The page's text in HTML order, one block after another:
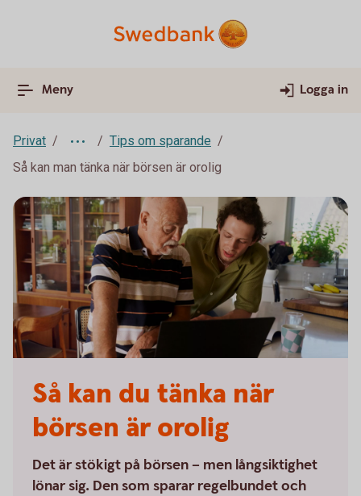
Meny Logga in
Privat
Tips om sparande
Så kan man tänka när börsen är orolig
Så kan du tänka när
börsen är orolig
Det är stökigt på börsen – men långsiktighet
lönar sig. Den som sparar regelbundet och